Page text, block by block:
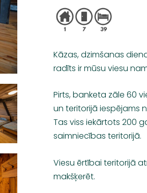
Kāzas, dzimšanas
radīts ir mūsu viesu
Pirts, banketa zāle 60
un teritorijā iespējams
Tas viss iekārtots 200
saimniecības teritorijā.
Viesu ērtībai teritorijā
makšķerēt.